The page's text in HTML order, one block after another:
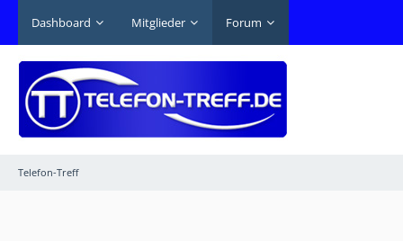
Dashboard Mitglieder Forum
Telefon-Treff